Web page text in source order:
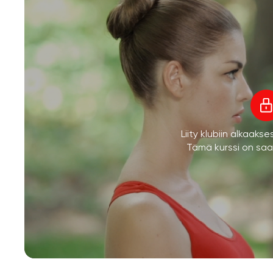
Liity klubiin
Tämä kurssi on